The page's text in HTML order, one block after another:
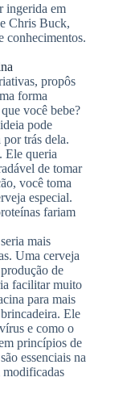
ingerida em
Chris Buck,
conhecimentos.
propôs
forma
que você bebe?
pode
por trás dela.
Ele queria
de tomar
você toma
especial.
fariam
mais
Uma cerveja
de
facilitar muito
para mais
Ele
e como o
princípios de
essenciais na
modificadas